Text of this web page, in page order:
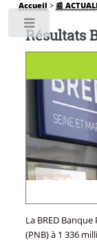
Accueil > 📰
Résultats
La BRED
(PNB) à 1 336